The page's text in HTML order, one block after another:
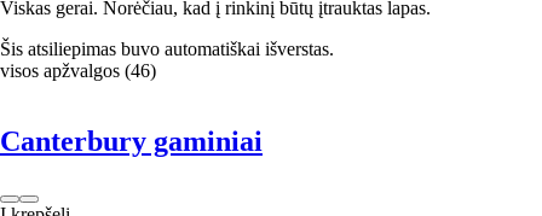
Viskas gerai. Norėčiau, kad į rinkinį būtų įtrauktas lapas.
Šis atsiliepimas buvo automatiškai išverstas.
visos apžvalgos (46)
Canterbury gaminiai